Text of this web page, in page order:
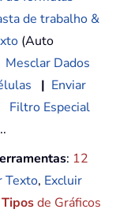
de trabalho &
(Auto
Mesclar Dados
| Enviar
Filtro Especial
: 12
Texto, Excluir
Tiposde Gráficos